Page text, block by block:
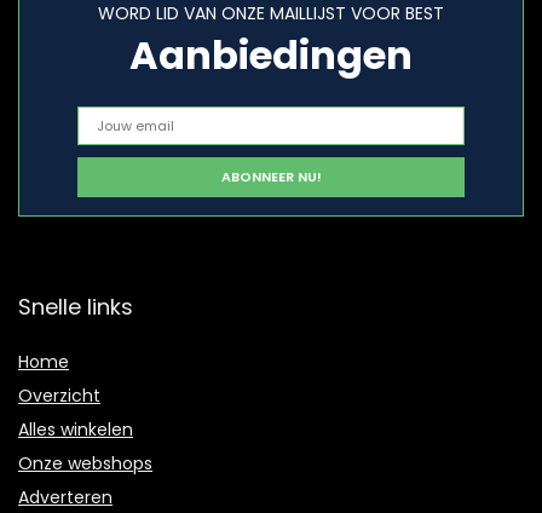
WORD LID VAN ONZE MAILLIJST VOOR BEST
Aanbiedingen
Snelle links
Home
Overzicht
Alles winkelen
Onze webshops
Adverteren